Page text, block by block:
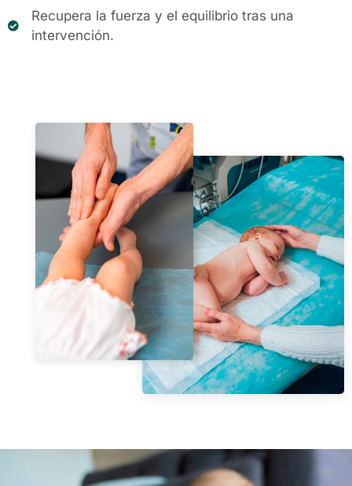
Recupera la fuerza y el equilibrio tras una
intervención.